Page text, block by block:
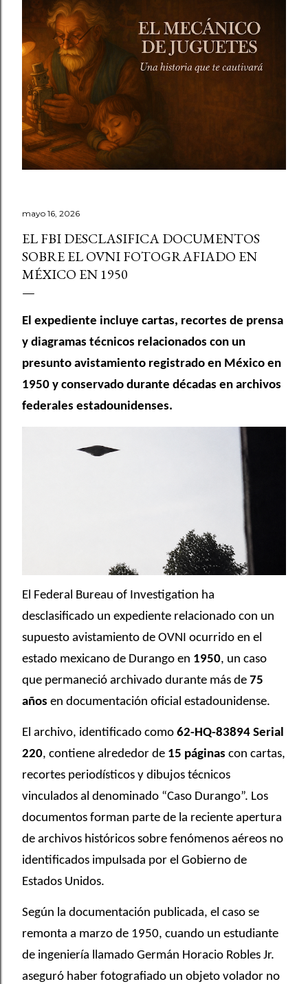
mayo 16, 2026
EL FBI DESCLASIFICA DOCUMENTOS
SOBRE EL OVNI FOTOGRAFIADO EN
MÉXICO EN 1950
El expediente incluye cartas, recortes de prensa
y diagramas técnicos relacionados con un
presunto avistamiento registrado en México en
1950 y conservado durante décadas en archivos
federales estadounidenses.
El Federal Bureau of Investigation ha
desclasificado un expediente relacionado con un
supuesto avistamiento de OVNI ocurrido en el
estado mexicano de Durango en 1950, un caso
que permaneció archivado durante más de 75
años en documentación oficial estadounidense.
El archivo, identificado como 62-HQ-83894 Serial
220, contiene alrededor de 15 páginas con cartas,
recortes periodísticos y dibujos técnicos
vinculados al denominado “Caso Durango”. Los
documentos forman parte de la reciente apertura
de archivos históricos sobre fenómenos aéreos no
identificados impulsada por el Gobierno de
Estados Unidos.
Según la documentación publicada, el caso se
remonta a marzo de 1950, cuando un estudiante
de ingeniería llamado Germán Horacio Robles Jr.
aseguró haber fotografiado un objeto volador no